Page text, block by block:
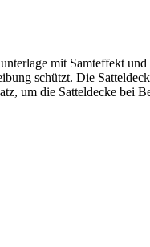
mit Samteffekt
schützt. Die
um die Satteldecke bei